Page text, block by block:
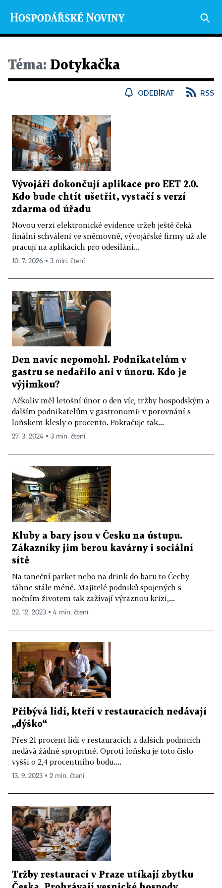
Téma: Dotykačka
ODEBÍRAT RSS
Vývojáři dokončují aplikace pro EET 2.0.
Kdo bude chtít ušetřit, vystačí s verzí
zdarma od úřadu
Novou verzi elektronické evidence tržeb ještě čeká
finální schválení ve sněmovně, vývojářské firmy už ale
pracují na aplikacích pro odesílání...
10. 7. 2026 ▪ 3 min. čtení
Den navíc nepomohl. Podnikatelům v
gastru se nedařilo ani v únoru. Kdo je
výjimkou?
Ačkoliv měl letošní únor o den víc, tržby hospodským a
dalším podnikatelům v gastronomii v porovnání s
loňskem klesly o procento. Pokračuje tak...
27. 3. 2024 ▪ 3 min. čtení
Kluby a bary jsou v Česku na ústupu.
Zákazníky jim berou kavárny i sociální
sítě
Na taneční parket nebo na drink do baru to Čechy
táhne stále méně. Majitelé podniků spojených s
nočním životem tak zažívají výraznou krizi,...
22. 12. 2023 ▪ 4 min. čtení
Přibývá lidí, kteří v restauracích nedávají
„dýško“
Přes 21 procent lidí v restauracích a dalších podnicích
nedává žádné spropitné. Oproti loňsku je toto číslo
vyšší o 2,4 procentního bodu....
13. 9. 2023 ▪ 2 min. čtení
Tržby restaurací v Praze utíkají zbytku